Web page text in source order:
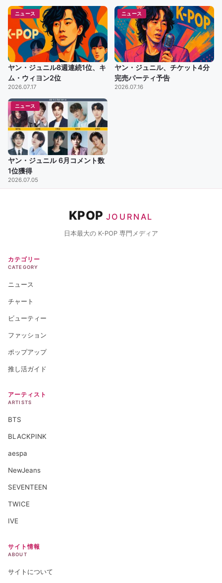
ニュース
ヤン・ジュニル8週連続1位、キ
ム・ウィヨン2位
2026.07.17
ニュース
ヤン・ジュニル、チケット4分
完売パーティ予告
2026.07.16
ニュース
ヤン・ジュニル 6月コメント数
1位獲得
2026.07.05
KPOP JOURNAL
日本最大の K-POP 専門メディア
カテゴリー
CATEGORY
ニュース
チャート
ビューティー
ファッション
ポップアップ
推し活ガイド
アーティスト
ARTISTS
BTS
BLACKPINK
aespa
NewJeans
SEVENTEEN
TWICE
IVE
サイト情報
ABOUT
サイトについて